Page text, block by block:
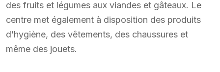
des fruits et légumes aux viandes et gâteaux. Le
centre met également à disposition des produits
d’hygiène, des vêtements, des chaussures et
même des jouets.